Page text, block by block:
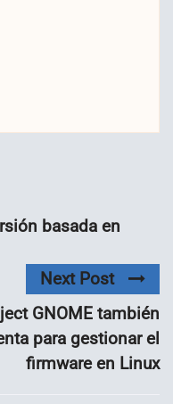
basada en
Next Post
GNOME también
para gestionar el
firmware en Linux